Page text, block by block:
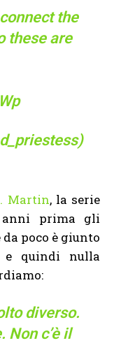
the
these are
Martin, la serie
anni prima gli
poco è giunto
e quindi nulla
diverso.
Non c’è il